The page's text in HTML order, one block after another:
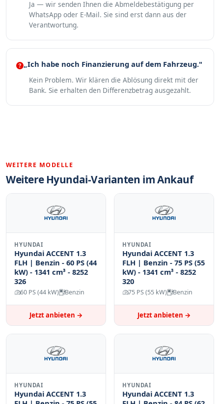
Ja — wir senden Ihnen die Abmeldebestätigung per
WhatsApp oder E-Mail. Sie sind erst dann aus der
Verantwortung.
„Ich habe noch Finanzierung auf dem Fahrzeug."
Kein Problem. Wir klären die Ablösung direkt mit der
Bank. Sie erhalten den Differenzbetrag ausgezahlt.
WEITERE MODELLE
Weitere Hyundai-Varianten im Ankauf
HYUNDAI
Hyundai ACCENT 1.3
FLH | Benzin - 60 PS (44
kW) - 1341 cm³ - 8252
326
60 PS (44 kW) Benzin
Jetzt anbieten →
HYUNDAI
Hyundai ACCENT 1.3
FLH | Benzin - 75 PS (55
kW) - 1341 cm³ - 8252
320
75 PS (55 kW) Benzin
Jetzt anbieten →
HYUNDAI
Hyundai ACCENT 1.3
HYUNDAI
Hyundai ACCENT 1.3